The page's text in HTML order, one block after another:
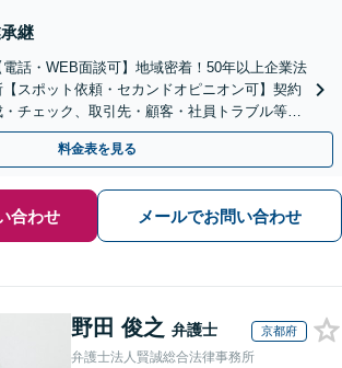
継
電話・WEB面談可】地域密着！50年以上企業法
スポット依頼・セカンドオピニオン可】契約
チェック、取引先・顧客・社員トラブル等、
【事前予約で休日・夜間対応】
料金表を見る
合わせ メールでお問い合わせ
野田 俊之 弁護士 京都府
弁護士法人賢誠総合法律事務所